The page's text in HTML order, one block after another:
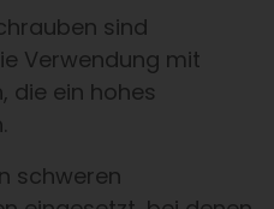
sind
Verwendung mit
die ein hohes
schweren